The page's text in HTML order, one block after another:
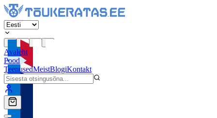
Avaleht
Pood
TeenusedMeistBlogiKontakt